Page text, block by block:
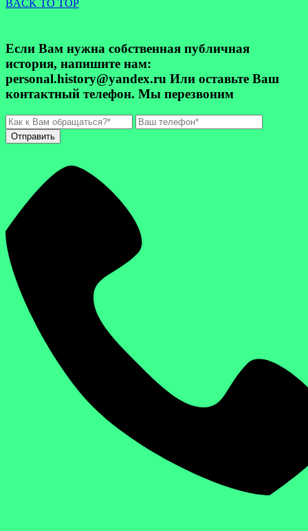
BACK TO TOP
Если Вам нужна собственная публичная
история, напишите нам:
personal.history@yandex.ru Или оставьте Ваш
контактный телефон. Мы перезвоним
Отправить